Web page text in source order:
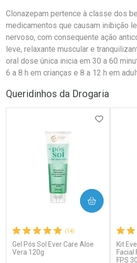
Clonazepam pertence à classe dos
medicamentos que causam inibição
nervoso, com consequente ação
leve, relaxante muscular e
oral dose única inicia em 30 a 60
6 a 8 h em crianças e 8 a 12 h em
Queridinhos da Drogaria
(14)
Gel Pós Sol Ever Care Aloe
Vera 120g
COMPRAR
Kit
Facial
FPS